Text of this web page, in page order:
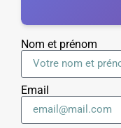
Nom et prénom
Email